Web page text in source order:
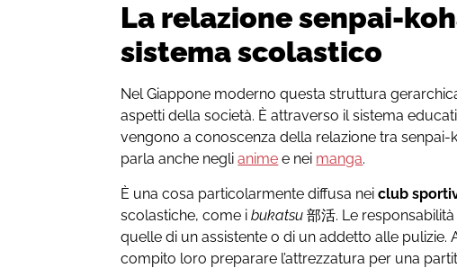
La relazione senpai-
sistema scolastico
Nel Giappone moderno questa struttura
aspetti della società. È attraverso il sistema
vengono a conoscenza della relazione tra senpai-
parla anche neglianime e nei manga.
È una cosa particolarmente diffusa neiclub
scolastiche, come ibukatsu 部活. Le
quelle di un assistente o di un addetto alle pulizie.
compito loro preparare l’attrezzatura per una